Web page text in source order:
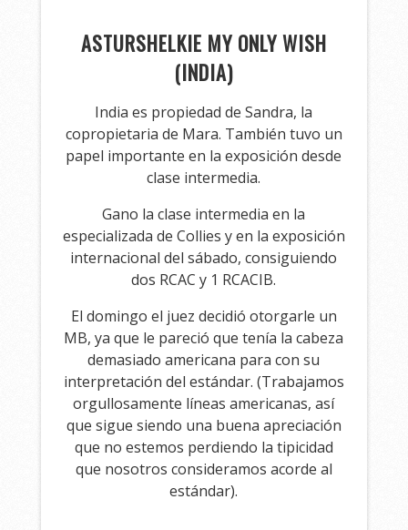
ASTURSHELKIE MY ONLY WISH
(INDIA)
India es propiedad de Sandra, la
copropietaria de Mara. También tuvo un
papel importante en la exposición desde
clase intermedia.
Gano la clase intermedia en la
especializada de Collies y en la exposición
internacional del sábado, consiguiendo
dos RCAC y 1 RCACIB.
El domingo el juez decidió otorgarle un
MB, ya que le pareció que tenía la cabeza
demasiado americana para con su
interpretación del estándar. (Trabajamos
orgullosamente líneas americanas, así
que sigue siendo una buena apreciación
que no estemos perdiendo la tipicidad
que nosotros consideramos acorde al
estándar).